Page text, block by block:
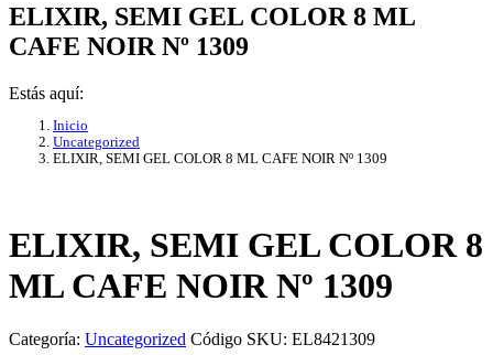
ELIXIR, SEMI GEL COLOR 8 ML
CAFE NOIR Nº 1309
Estás aquí:
Inicio
Uncategorized
ELIXIR, SEMI GEL COLOR 8 ML CAFE NOIR Nº 1309
ELIXIR, SEMI GEL COLOR 8
ML CAFE NOIR Nº 1309
Categoría: Uncategorized Código SKU: EL8421309